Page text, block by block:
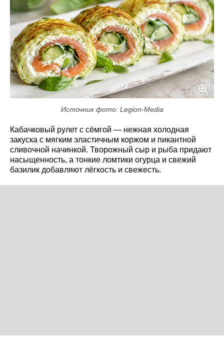
Источник фото: Legion-Media
Кабачковый рулет с сёмгой — нежная холодная
закуска с мягким эластичным коржом и пикантной
сливочной начинкой. Творожный сыр и рыба придают
насыщенность, а тонкие ломтики огурца и свежий
базилик добавляют лёгкость и свежесть.